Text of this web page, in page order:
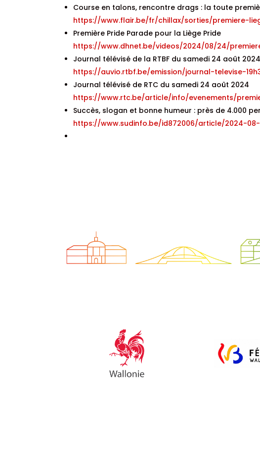
Course en talons, rencontre drags : la toute
https://www.flair.be/fr/chillax/sorties/premiere-
Première Pride Parade pour la Liège Pride
https://www.dhnet.be/videos/2024/08/24/
Journal télévisé de la RTBF du samedi 24 août
https://auvio.rtbf.be/emission/journal-televise-
Journal télévisé de RTC du samedi 24 août 2024
https://www.rtc.be/article/info/evenements/
Succès, slogan et bonne humeur : près de 4.000
https://www.sudinfo.be/id872006/article/2024-